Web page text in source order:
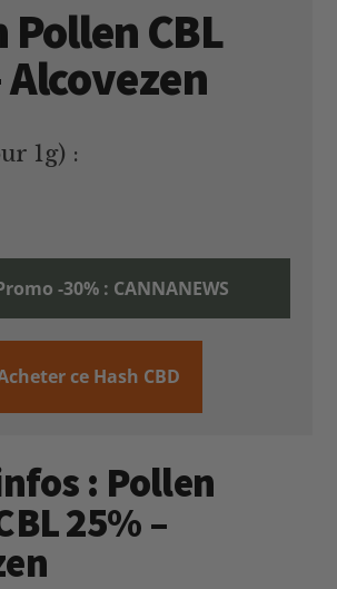
Pollen CBL
Alcovezen
1g) :
-30% : CANNANEWS
ce Hash CBD
: Pollen
25% –